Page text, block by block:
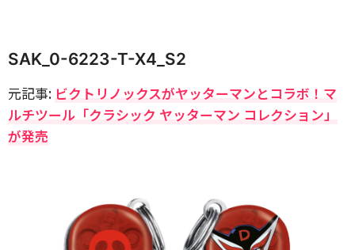
SAK_0-6223-T-X4_S2
元記事: ビクトリノックスがヤッターマンとコラボ！マ
ルチツール「クラシック ヤッターマン コレクション」
が発売